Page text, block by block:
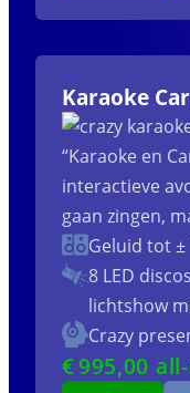
Karaoke
“Karaoke en
interactieve
gaan zingen,
Geluid tot ±
8 LED
lichtshow
Crazy
€995,00